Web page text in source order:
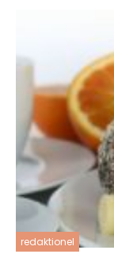
redaktionel